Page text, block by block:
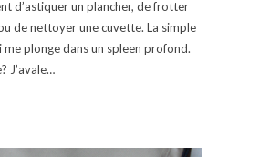
d’astiquer un plancher, de frotter
de nettoyer une cuvette. La simple
me plonge dans un spleen profond.
J’avale…